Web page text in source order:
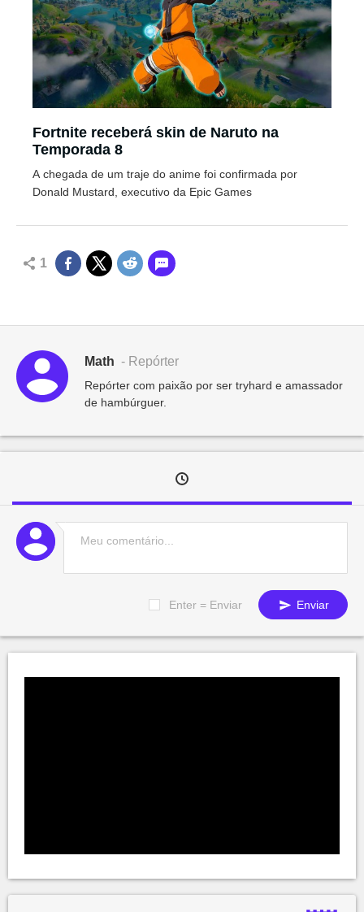
Fortnite receberá skin de Naruto na
Temporada 8
A chegada de um traje do anime foi confirmada por
Donald Mustard, executivo da Epic Games
1
Math - Repórter
Repórter com paixão por ser tryhard e amassador
de hambúrguer.
Enter = Enviar Enviar